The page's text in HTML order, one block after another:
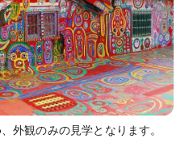
外観のみの見学となります。